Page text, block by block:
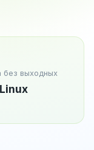
без выходных